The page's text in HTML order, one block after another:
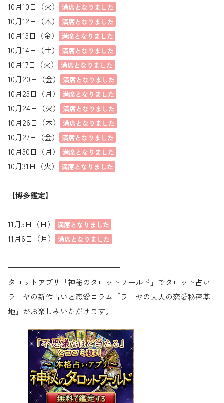
10月10日（火） 満席となりました
10月12日（木） 満席となりました
10月13日（金） 満席となりました
10月14日（土） 満席となりました
10月17日（火） 満席となりました
10月20日（金） 満席となりました
10月23日（月） 満席となりました
10月24日（火） 満席となりました
10月26日（木） 満席となりました
10月27日（金） 満席となりました
10月30日（月） 満席となりました
10月31日（火） 満席となりました
【博多鑑定】
11月5日（日） 満席となりました
11月6日（月） 満席となりました
———————————————
タロットアプリ「神秘のタロットワールド」でタロット占い
ラーヤの新作占いと恋愛コラム「ラーヤの大人の恋愛秘密基
地」がお楽しみいただけます。